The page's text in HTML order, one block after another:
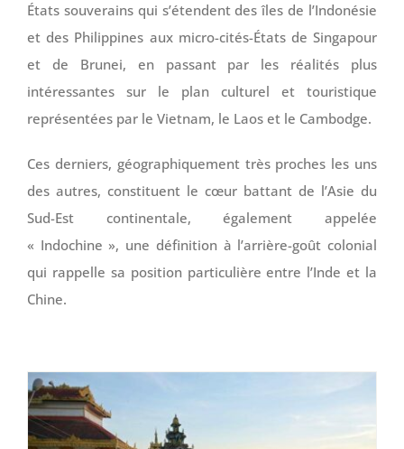
États souverains qui s’étendent des îles de l’Indonésie
et des Philippines aux micro-cités-États de Singapour
et de Brunei, en passant par les réalités plus
intéressantes sur le plan culturel et touristique
représentées par le Vietnam, le Laos et le Cambodge.
Ces derniers, géographiquement très proches les uns
des autres, constituent le cœur battant de l’Asie du
Sud-Est continentale, également appelée
« Indochine », une définition à l’arrière-goût colonial
qui rappelle sa position particulière entre l’Inde et la
Chine.